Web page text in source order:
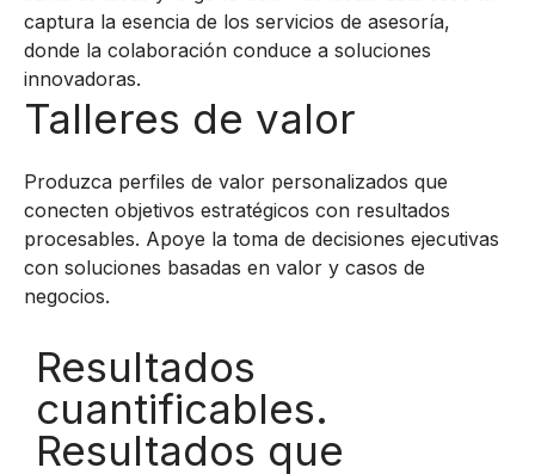
Talleres de valor
Produzca perfiles de valor personalizados que
conecten objetivos estratégicos con resultados
procesables. Apoye la toma de decisiones ejecutivas
con soluciones basadas en valor y casos de
negocios.
Resultados
cuantificables.
Resultados que